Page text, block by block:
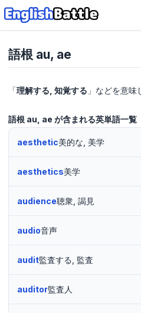
語根 au, ae
「理解する, 知覚する 」などを意味
語根 au, ae が含まれる英単語一覧
aesthetic美的な, 美学
aesthetics美学
audience聴衆, 謁見
audio音声
audit監査する, 監査
auditor監査人